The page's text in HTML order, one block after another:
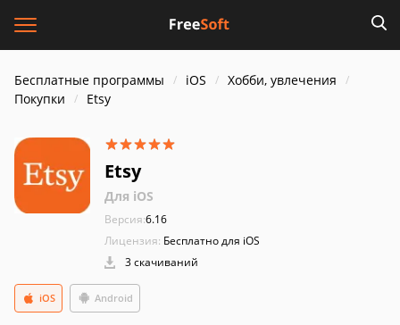
Бесплатные программы iOS
Хобби, увлечения
Покупки
Etsy
Etsy
Для iOS
Версия:6.16
Лицензия: Бесплатно для iOS
3 скачиваний
Android
iOS